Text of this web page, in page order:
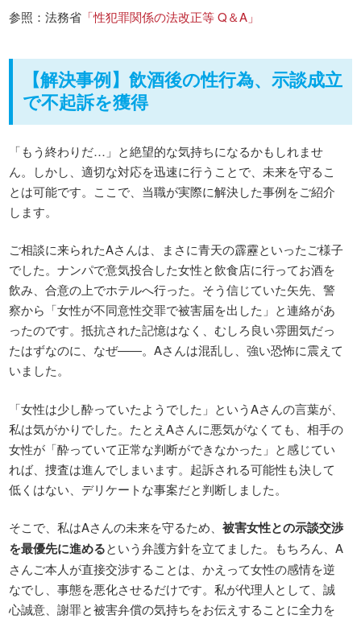
参照：法務省 「性犯罪関係の法改正等 Q＆A」
【解決事例】飲酒後の性行為、示談成立
で不起訴を獲得
「もう終わりだ…」と絶望的な気持ちになるかもしれませ
ん。しかし、適切な対応を迅速に行うことで、未来を守るこ
とは可能です。ここで、当職が実際に解決した事例をご紹介
します。
ご相談に来られたAさんは、まさに青天の霹靂といったご様子
でした。ナンパで意気投合した女性と飲食店に行ってお酒を
飲み、合意の上でホテルへ行った。そう信じていた矢先、警
察から「女性が不同意性交罪で被害届を出した」と連絡があ
ったのです。抵抗された記憶はなく、むしろ良い雰囲気だっ
たはずなのに、なぜ——。Aさんは混乱し、強い恐怖に震えて
いました。
「女性は少し酔っていたようでした」というAさんの言葉が、
私は気がかりでした。たとえAさんに悪気がなくても、相手の
女性が「酔っていて正常な判断ができなかった」と感じてい
れば、捜査は進んでしまいます。起訴される可能性も決して
低くはない、デリケートな事案だと判断しました。
そこで、私はAさんの未来を守るため、被害女性との示談交渉
を最優先に進めるという弁護方針を立てました。もちろん、A
さんご本人が直接交渉することは、かえって女性の感情を逆
なでし、事態を悪化させるだけです。私が代理人として、誠
心誠意、謝罪と被害弁償の気持ちをお伝えすることに全力を